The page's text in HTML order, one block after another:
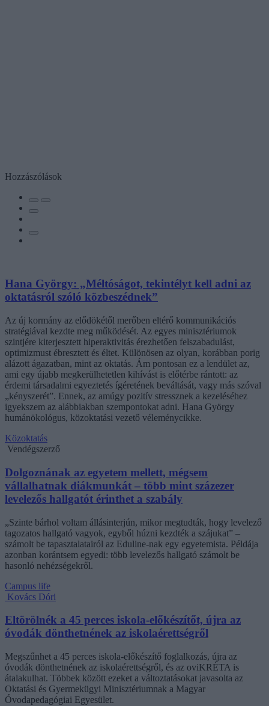
Hozzászólások
Hana György: „Méltóságot, tekintélyt kell adni az
oktatásról szóló közbeszédnek”
Az új kormány az elődökétől merőben eltérő kommunikációs
stratégiával kezdte meg működését. Az egyes minisztériumok
szintjére kiterjesztett hiperaktivitás érezhetően felszabadulást,
optimizmust ébresztett és éltet. Különösen az olyan, korábban porig
alázott ágazatban, mint az oktatás. Ám pontosan ez a lendület az,
ami egy újabb megkerülhetetlen kihívást is előtérbe rántott: az
érdemi társadalmi egyeztetés ígéretének beváltását, vagy más szóval
„kényszerét”. Ennek, az amúgy pozitív stressznek a kezeléséhez
igyekszem az alábbiakban szempontokat adni. Hana György
humánökológus, közoktatási vezető véleménycikke.
Közoktatás
Vendégszerző
Dolgoznának az egyetem mellett, mégsem
vállalhatnak diákmunkát – több mint százezer
levelezős hallgatót érinthet a szabály
„Szinte bárhol voltam állásinterjún, mikor megtudták, hogy levelező
tagozatos hallgató vagyok, egyből húzni kezdték a szájukat” –
számolt be tapasztalatairól az Eduline-nak egy egyetemista. Példája
azonban korántsem egyedi: több levelezős hallgató számolt be
hasonló nehézségekről.
Campus life
Kovács Dóri
Eltörölnék a 45 perces iskola-előkészítőt, újra az
óvodák dönthetnének az iskolaérettségről
Megszűnhet a 45 perces iskola-előkészítő foglalkozás, újra az
óvodák dönthetnének az iskolaérettségről, és az oviKRÉTA is
átalakulhat. Többek között ezeket a változtatásokat javasolta az
Oktatási és Gyermekügyi Minisztériumnak a Magyar
Óvodapedagógiai Egyesület.